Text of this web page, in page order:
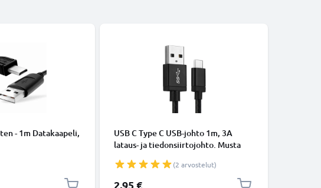
- 1m Datakaapeli,
USB C Type C USB-johto 1m, 3A
lataus- ja tiedonsiirtojohto. Musta
USB-kaapeli
(2 arvostelut)
2,95 €